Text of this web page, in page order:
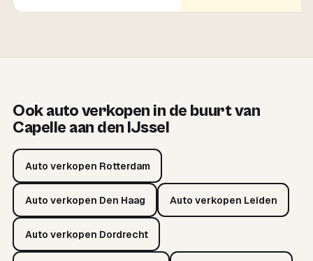
Ook auto verkopen in de buurt van
Capelle aan den IJssel
Auto verkopen Rotterdam
Auto verkopen Den Haag Auto verkopen Leiden
Auto verkopen Dordrecht